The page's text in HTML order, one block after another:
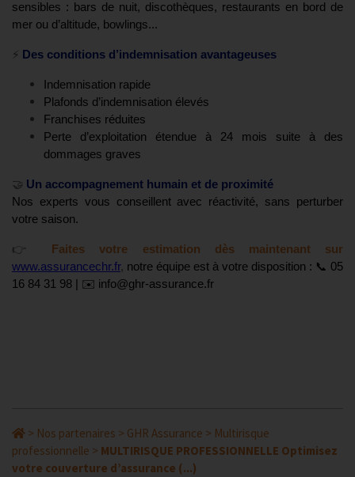
sensibles : bars de nuit, discothèques, restaurants en bord de
mer ou d’altitude, bowlings...
⚡ Des conditions d’indemnisation avantageuses
Indemnisation rapide
Plafonds d’indemnisation élevés
Franchises réduites
Perte d’exploitation étendue à 24 mois suite à des
dommages graves
🤝 Un accompagnement humain et de proximité
Nos experts vous conseillent avec réactivité, sans perturber
votre saison.
👉
Faites votre estimation dès maintenant sur
www.assurancechr.fr, notre équipe est à votre disposition : 📞 05
16 84 31 98 | ✉️ info@ghr-assurance.fr
> Nos partenaires > GHR Assurance > Multirisque
professionnelle > MULTIRISQUE PROFESSIONNELLE Optimisez
votre couverture d’assurance (...)